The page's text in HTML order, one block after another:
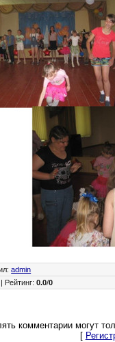
:admin
Рейтинг:0.0/0
комментарии могут
[